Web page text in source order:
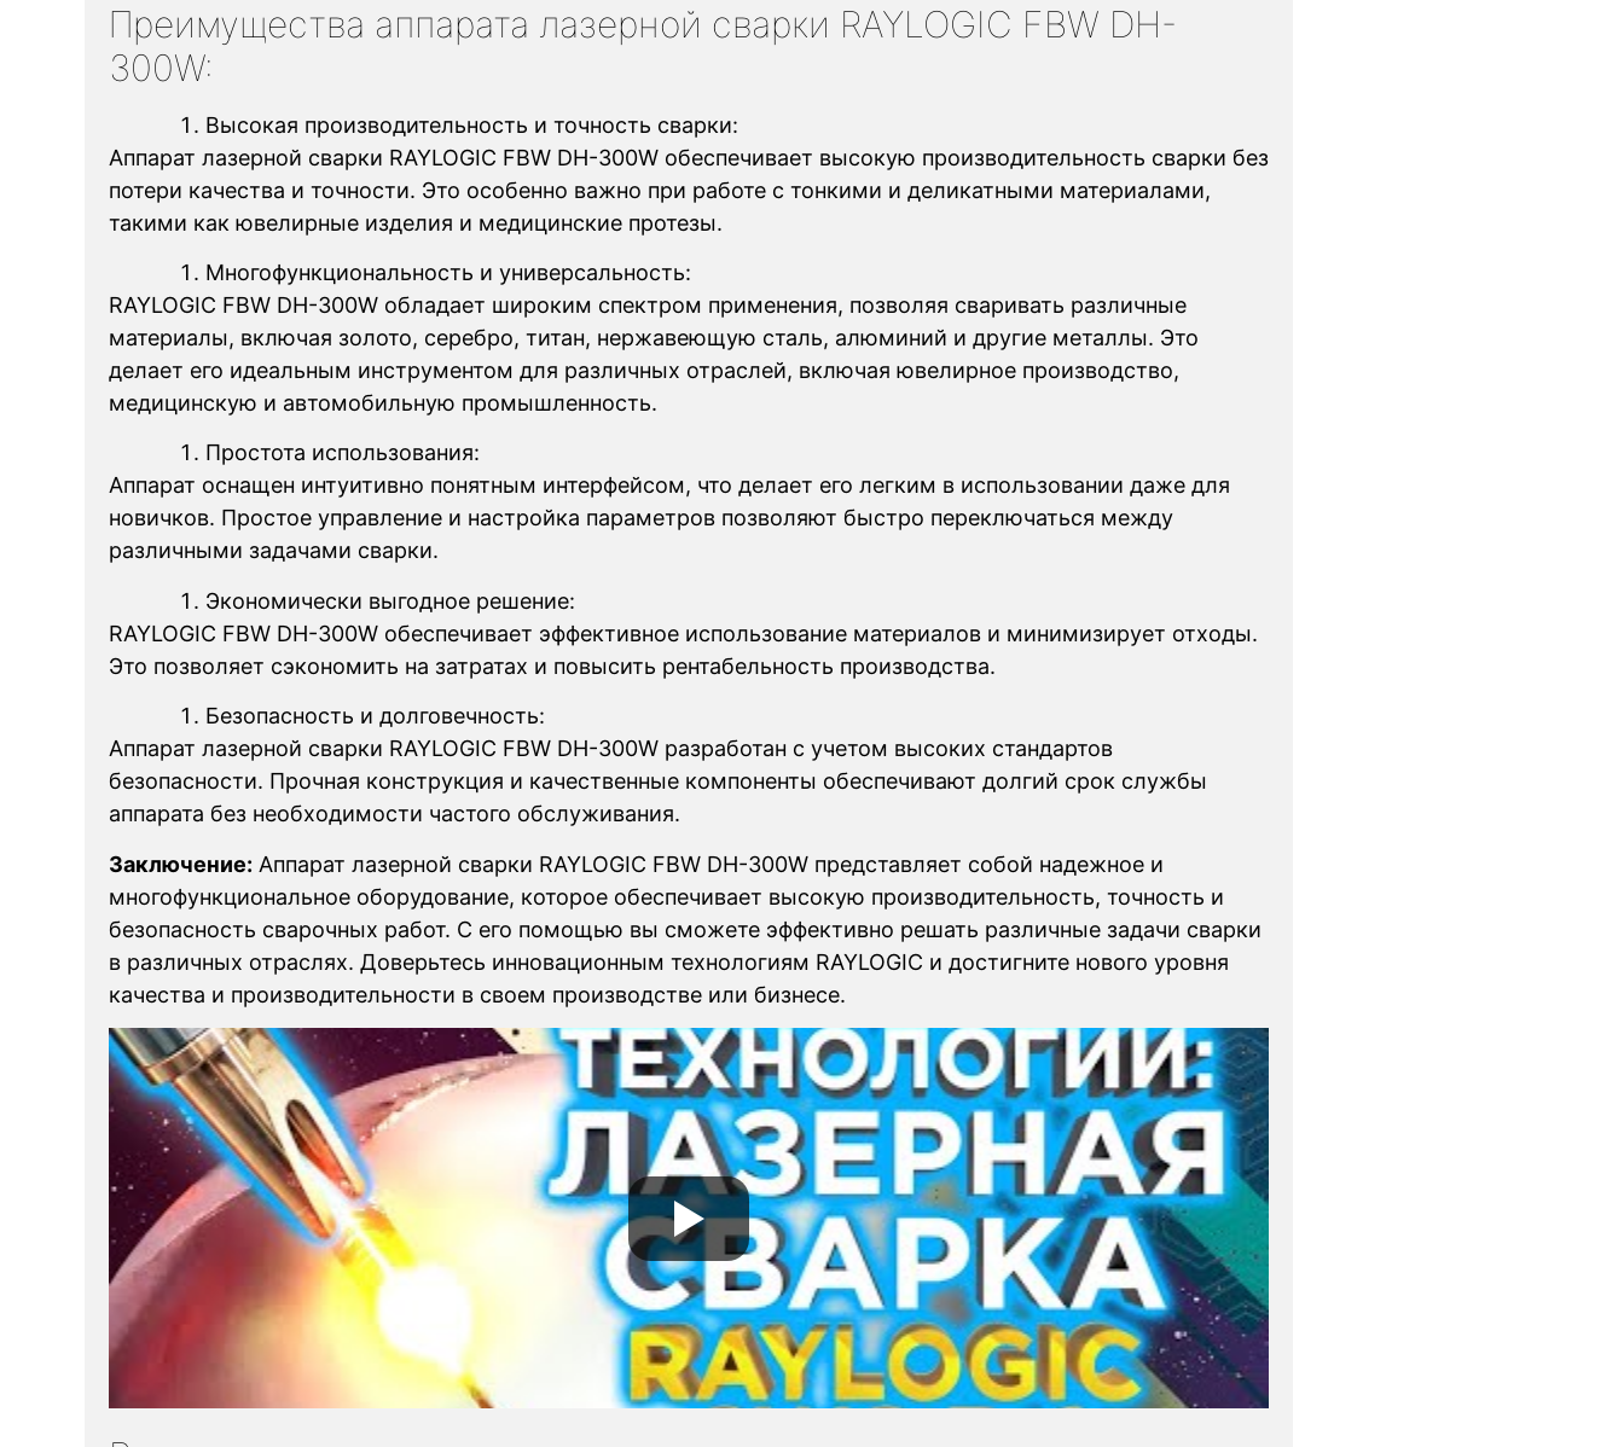
Преимущества аппарата лазерной сварки RAYLOGIC FBW DH-
300W:
Высокая производительность и точность сварки:
Аппарат лазерной сварки RAYLOGIC FBW DH-300W обеспечивает высокую производительность сварки без
потери качества и точности. Это особенно важно при работе с тонкими и деликатными материалами,
такими как ювелирные изделия и медицинские протезы.
Многофункциональность и универсальность:
RAYLOGIC FBW DH-300W обладает широким спектром применения, позволяя сваривать различные
материалы, включая золото, серебро, титан, нержавеющую сталь, алюминий и другие металлы. Это
делает его идеальным инструментом для различных отраслей, включая ювелирное производство,
медицинскую и автомобильную промышленность.
Простота использования:
Аппарат оснащен интуитивно понятным интерфейсом, что делает его легким в использовании даже для
новичков. Простое управление и настройка параметров позволяют быстро переключаться между
различными задачами сварки.
Экономически выгодное решение:
RAYLOGIC FBW DH-300W обеспечивает эффективное использование материалов и минимизирует отходы.
Это позволяет сэкономить на затратах и повысить рентабельность производства.
Безопасность и долговечность:
Аппарат лазерной сварки RAYLOGIC FBW DH-300W разработан с учетом высоких стандартов
безопасности. Прочная конструкция и качественные компоненты обеспечивают долгий срок службы
аппарата без необходимости частого обслуживания.
Заключение: Аппарат лазерной сварки RAYLOGIC FBW DH-300W представляет собой надежное и
многофункциональное оборудование, которое обеспечивает высокую производительность, точность и
безопасность сварочных работ. С его помощью вы сможете эффективно решать различные задачи сварки
в различных отраслях. Доверьтесь инновационным технологиям RAYLOGIC и достигните нового уровня
качества и производительности в своем производстве или бизнесе.